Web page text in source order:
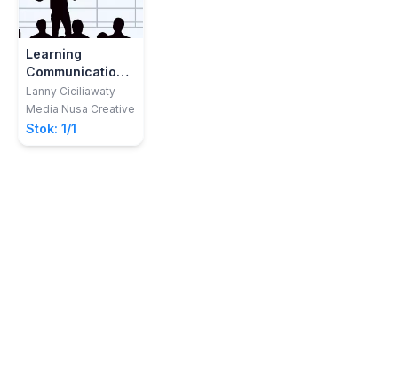
Learning
Communication
and Personality
Komunikasi
Dalam Public
Speaking :
Lanny Ciciliawaty
Media Nusa Creative
Stok: 1/1